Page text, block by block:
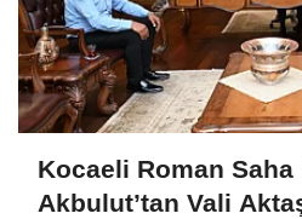
Kocaeli Roman
Akbulut’tan Vali